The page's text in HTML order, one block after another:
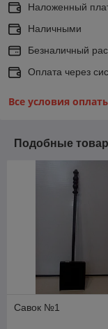
Наложенный
Наличными
Безналичный
Оплата через
Все условия
Подобные
Савок №1